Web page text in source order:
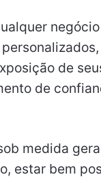
de
de
medida
estar bem